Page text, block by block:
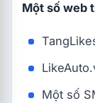
Một số web
Một số